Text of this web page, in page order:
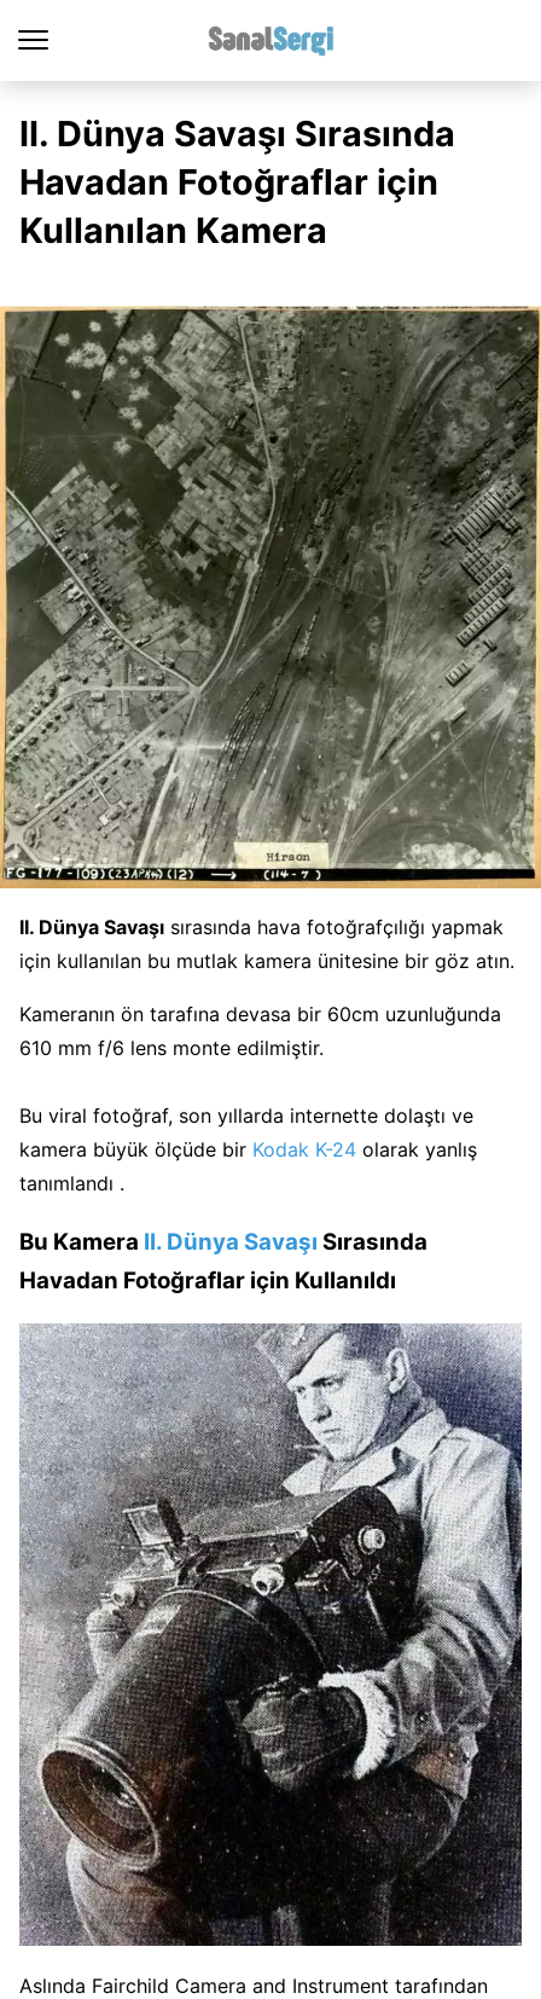
II. Dünya Savaşı Sırasında
Havadan Fotoğraflar için
Kullanılan Kamera
II. Dünya Savaşı sırasında hava fotoğrafçılığı yapmak
için kullanılan bu mutlak kamera ünitesine bir göz atın.
Kameranın ön tarafına devasa bir 60cm uzunluğunda
610 mm f/6 lens monte edilmiştir.
Bu viral fotoğraf, son yıllarda internette dolaştı ve
kamera büyük ölçüde bir Kodak K-24 olarak yanlış
tanımlandı .
Bu Kamera II. Dünya Savaşı Sırasında
Havadan Fotoğraflar için Kullanıldı
Aslında Fairchild Camera and Instrument tarafından